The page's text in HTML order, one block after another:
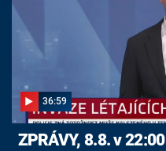
36:59
ZPRÁVY, 8.8. v 22:00